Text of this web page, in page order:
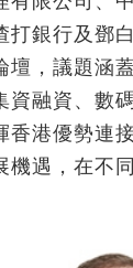
打銀行及鄧
壇，議題涵
資融資、數
香港優勢連
機遇，在不